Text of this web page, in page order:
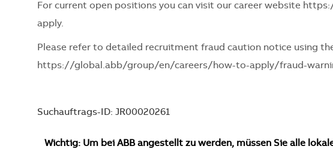
For current open positions you can visit our career website
apply.
Please refer to detailed recruitment fraud caution notice using
https://global.abb/group/en/careers/how-to-apply/fraud-
Suchauftrags-ID: JR00020261
Wichtig: Um bei ABB angestellt zu werden, müssen Sie alle